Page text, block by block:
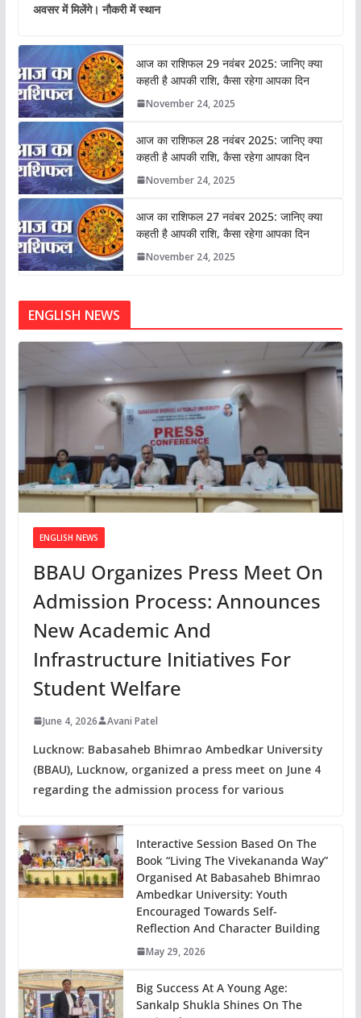
अवसर में मिलेंगे। नौकरी में स्थान
आज का राशिफल 29 नवंबर 2025: जानिए क्या
कहती है आपकी राशि, कैसा रहेगा आपका दिन
November 24, 2025
आज का राशिफल 28 नवंबर 2025: जानिए क्या
कहती है आपकी राशि, कैसा रहेगा आपका दिन
November 24, 2025
आज का राशिफल 27 नवंबर 2025: जानिए क्या
कहती है आपकी राशि, कैसा रहेगा आपका दिन
November 24, 2025
ENGLISH NEWS
ENGLISH NEWS
BBAU Organizes Press Meet On
Admission Process: Announces
New Academic And
Infrastructure Initiatives For
Student Welfare
June 4, 2026 Avani Patel
Lucknow: Babasaheb Bhimrao Ambedkar University
(BBAU), Lucknow, organized a press meet on June 4
regarding the admission process for various
Interactive Session Based On The
Book “Living The Vivekananda Way”
Organised At Babasaheb Bhimrao
Ambedkar University: Youth
Encouraged Towards Self-
Reflection And Character Building
May 29, 2026
Big Success At A Young Age:
Sankalp Shukla Shines On The